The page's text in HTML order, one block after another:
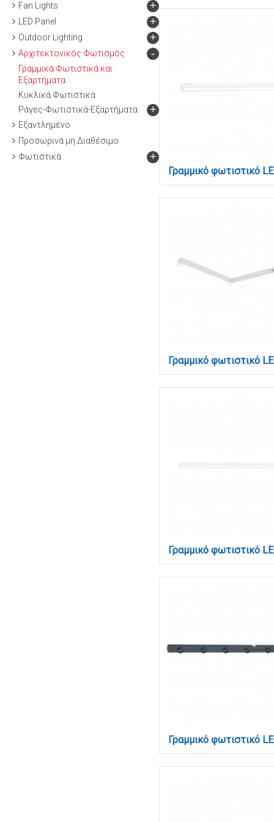
Fan Lights +
LED Panel +
Outdoor Lighting +
Αρχιτεκτονικός Φωτισμός -
Γραμμικά Φωτιστικά και
Εξαρτήματα
Κυκλικά Φωτιστικά
Ράγες-Φωτιστικά-Εξαρτήματα
+
Εξαντλημένο
Προσωρινά μη Διαθέσιμο
Φωτιστικά
+